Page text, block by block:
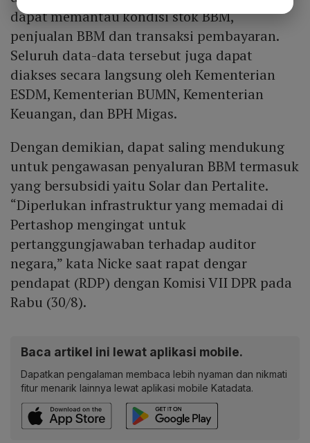
dapat memantau kondisi stok BBM,
penjualan BBM dan transaksi pembayaran.
Seluruh data-data tersebut juga dapat
diakses secara langsung oleh Kementerian
ESDM, Kementerian BUMN, Kementerian
Keuangan, dan BPH Migas.
Dengan demikian, dapat saling mendukung
untuk pengawasan penyaluran BBM termasuk
yang bersubsidi yaitu Solar dan Pertalite.
“Diperlukan infrastruktur yang memadai di
Pertashop mengingat untuk
pertanggungjawaban terhadap auditor
negara,” kata Nicke saat rapat dengar
pendapat (RDP) dengan Komisi VII DPR pada
Rabu (30/8).
Baca artikel ini lewat aplikasi mobile.
Dapatkan pengalaman membaca lebih nyaman dan nikmati
fitur menarik lainnya lewat aplikasi mobile Katadata.